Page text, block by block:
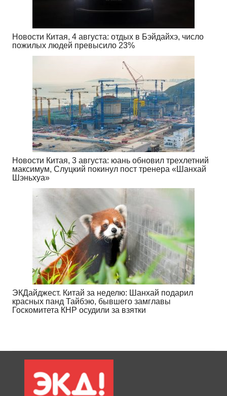
Новости Китая, 4 августа: отдых в Бэйдайхэ, число
пожилых людей превысило 23%
Новости Китая, 3 августа: юань обновил трехлетний
максимум, Слуцкий покинул пост тренера «Шанхай
Шэньхуа»
ЭКДайджест. Китай за неделю: Шанхай подарил
красных панд Тайбэю, бывшего замглавы
Госкомитета КНР осудили за взятки